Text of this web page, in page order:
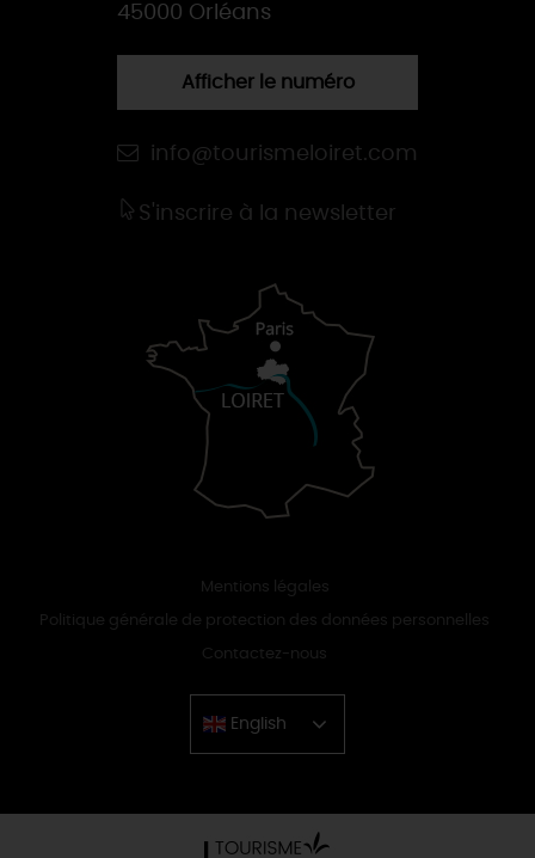
45000 Orléans
Afficher le numéro
info@tourismeloiret.com
S'inscrire à la newsletter
Mentions légales
Politique générale de protection des données personnelles
Contactez-nous
English
Chinese